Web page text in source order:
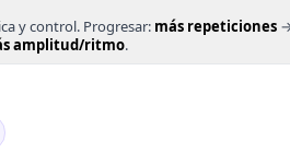
y control. Progresar: más repeticiones
amplitud/ritmo.